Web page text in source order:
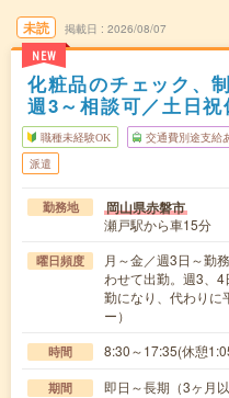
未読
NEW
掲載日 2026/08/07
化粧品のチェック、
週3～相談可／土日
職種未経験OK 交通費別途支給
派遣
勤務地 岡山県赤磐市
瀬戸駅から車15分
曜日頻度
月～金／週3日～勤
わせて出勤。週3、
勤になり、代わりに
ー）
時間 8:30～17:35(休憩
期間 即日～長期（3ヶ月